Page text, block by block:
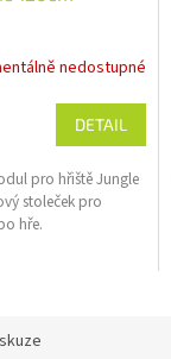
nedostupné
DETAIL
pro hřiště Jungle
stoleček pro
hře.